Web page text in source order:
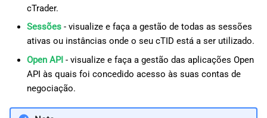
cTrader.
Sessões- visualize e faça a gestão de todas as sessões
ativas ou instâncias onde o seu cTID está a ser utilizado.
Open API- visualize e faça a gestão das aplicações Open
API às quais foi concedido acesso às suas contas de
negociação.